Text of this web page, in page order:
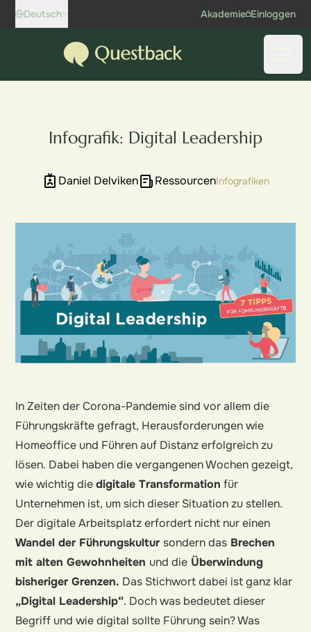
Skip to content
Deutsch Akademie Einloggen
Questback
Infografik: Digital Leadership
Daniel Delviken RessourcenInfografiken
In Zeiten der Corona-Pandemie sind vor allem die
Führungskräfte gefragt, Herausforderungen wie
Homeoffice und Führen auf Distanz erfolgreich zu
lösen. Dabei haben die vergangenen Wochen gezeigt,
wie wichtig diedigitale Transformation für
Unternehmen ist, um sich dieser Situation zu stellen.
Der digitale Arbeitsplatz erfordert nicht nur einen
Wandel der Führungskultur sondern das Brechen
mit alten Gewohnheiten und die Überwindung
bisheriger Grenzen. Das Stichwort dabei ist ganz klar
„Digital Leadership“. Doch was bedeutet dieser
Begriff und wie digital sollte Führung sein? Was